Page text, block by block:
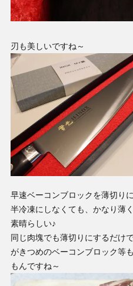
刃も美しいですね～
早速ベーコンブロックを薄切り
半冷凍にしなくても、かなり薄
素晴らしい♪
同じ肉塊でも薄切りにするだけ
がきつめのベーコンブロック等
もんですね～